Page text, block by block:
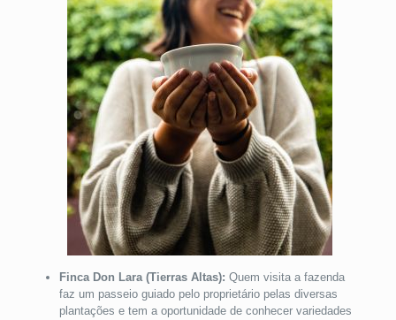
Finca Don Lara (Tierras Altas): Quem visita a fazenda
faz um passeio guiado pelo proprietário pelas diversas
plantações e tem a oportunidade de conhecer variedades